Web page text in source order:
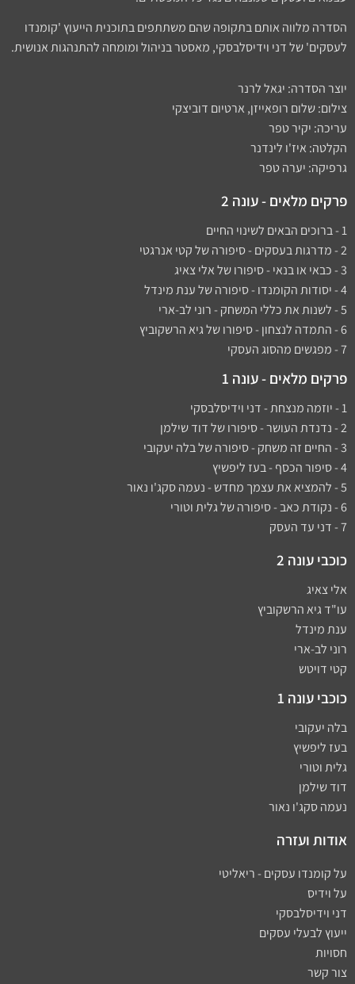
הסדרה מלווה אותם בתקופה שהם משתתפים בתוכנית הייעוץ 'קומנדו
לעסקים' של דני וידיסלבסקי, מאסטר בניהול ומומחה להתנהגות אנושית.
יוצר הסדרה: יגאל לרנר
צילום: שלום רופאייזן, ארטיום דוביצקי
עריכה: יקיר טפר
הקלטה: איז'ו לינדנר
גרפיקה: יערה טפר
פרקים מלאים - עונה 2
1 - ברוכים הבאים לשינוי החיים
2 - מדרגות בעסקים - סיפורה של קטי אנרגטי
3 - כבאי או בנאי - סיפורו של אלי צאיג
4 - יסודות הקומנדו - סיפורה של ענת מינדל
5 - לשנות את כללי המשחק - רוני לב-ארי
6 - התמדה לנצחון - סיפורו של גיא הרשקוביץ
7 - מפגשים מהסוג העסקי
פרקים מלאים - עונה 1
1 - יוזמה מנצחת - דני וידיסלבסקי
2 - נדנדת העושר - סיפורו של דוד שילמן​
3 - החיים זה משחק - סיפורה של בלה יעקובי
4 - סיפור הכסף - בעז ליפשיץ
5 - להמציא את עצמך מחדש - נעמה סקג'ו נאור
6 - נקודת כאב - סיפורה של גלית וטורי
7 - דני עד העסק
כוכבי עונה 2
אלי צאיג
עו"ד גיא הרשקוביץ
ענת מינדל
רוני לב-ארי
קטי דויטש
כוכבי עונה 1
בלה יעקובי
בעז ליפשיץ
גלית וטורי
דוד שילמן
נעמה סקג'ו נאור
אודות ועזרה
על קומנדו עסקים - ריאליטי
על וידיס
דני וידיסלבסקי
ייעוץ לבעלי עסקים
חסויות
צור קשר